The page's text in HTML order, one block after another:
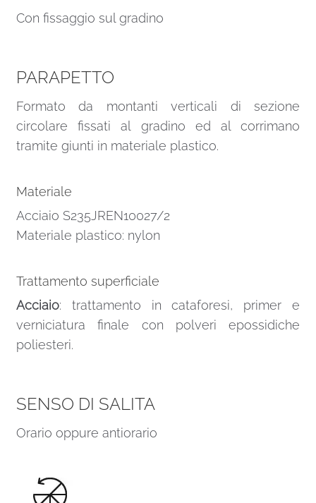
Con fissaggio sul gradino
PARAPETTO
Formato da montanti verticali di sezione
circolare fissati al gradino ed al corrimano
tramite giunti in materiale plastico.
Materiale
Acciaio S235JREN10027/2
Materiale plastico: nylon
Trattamento superficiale
Acciaio: trattamento in cataforesi, primer e
verniciatura finale con polveri epossidiche
poliesteri.
SENSO DI SALITA
Orario oppure antiorario